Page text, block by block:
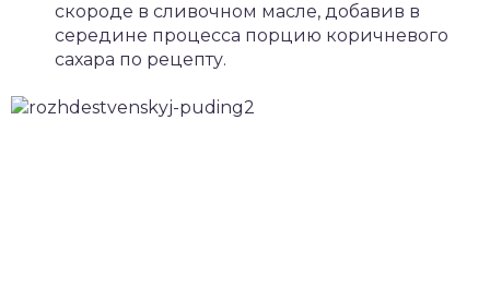
скороде в сливочном масле, добавив в
середине процесса порцию коричневого
сахара по рецепту.